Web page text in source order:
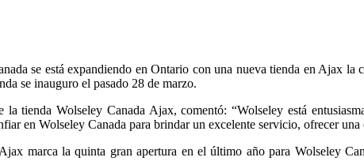
se está expandiendo en Ontario con una nueva tienda en Ajax
se inauguro el pasado 28 de marzo.
tienda Wolseley Canada Ajax, comentó: “Wolseley está
en Wolseley Canada para brindar un excelente servicio, ofrecer
marca la quinta gran apertura en el último año para Wolseley